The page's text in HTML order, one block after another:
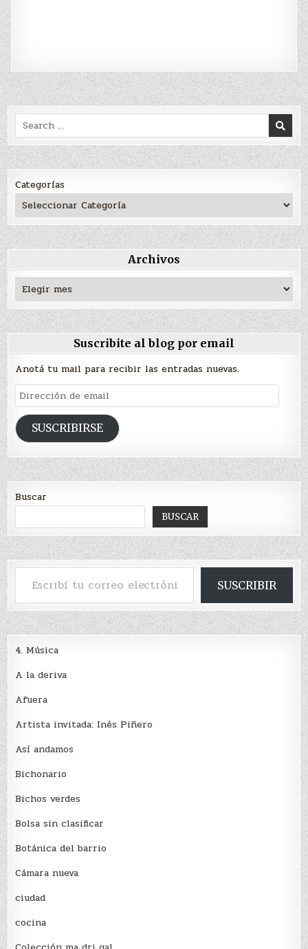
Search
for:
Categorías
Archivos
Archivos
Suscribite al blog por email
Anotá tu mail para recibir las entradas nuevas.
Dirección
de
emailSUSCRIBIRSE
Buscar
BUSCAR
Escribí tu correo electrónico…
SUSCRIBIR
4. Música
A la deriva
Afuera
Artista invitada: Inés Piñero
Así andamos
Bichonario
Bichos verdes
Bolsa sin clasificar
Botánica del barrio
Cámara nueva
ciudad
cocina